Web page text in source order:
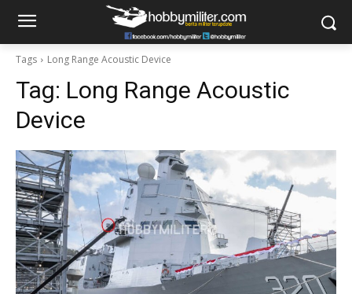
Tags Long Range Acoustic Device
Tag: Long Range Acoustic
Device